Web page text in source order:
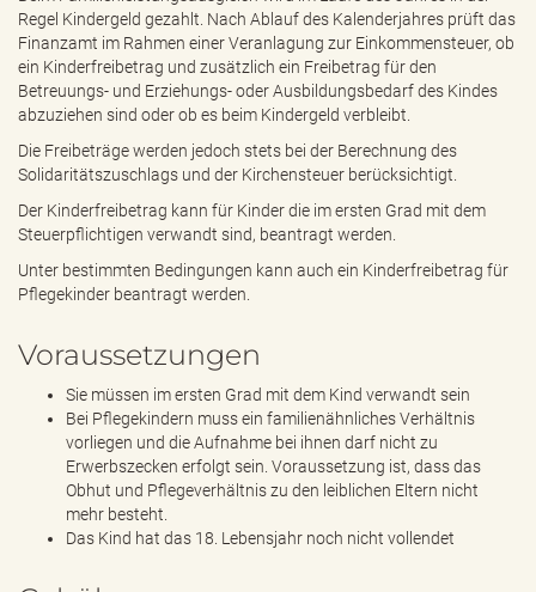
e
n
Regel Kindergeld gezahlt. Nach Ablauf des Kalenderjahres prüft das
Finanzamt im Rahmen einer Veranlagung zur Einkommensteuer, ob
ein Kinderfreibetrag und zusätzlich ein Freibetrag für den
Betreuungs- und Erziehungs- oder Ausbildungsbedarf des Kindes
abzuziehen sind oder ob es beim Kindergeld verbleibt.
Die Freibeträge werden jedoch stets bei der Berechnung des
Solidaritätszuschlags und der Kirchensteuer berücksichtigt.
Der Kinderfreibetrag kann für Kinder die im ersten Grad mit dem
Steuerpflichtigen verwandt sind, beantragt werden.
Unter bestimmten Bedingungen kann auch ein Kinderfreibetrag für
Pflegekinder beantragt werden.
Voraussetzungen
Sie müssen im ersten Grad mit dem Kind verwandt sein
Bei Pflegekindern muss ein familienähnliches Verhältnis
vorliegen und die Aufnahme bei ihnen darf nicht zu
Erwerbszecken erfolgt sein. Voraussetzung ist, dass das
Obhut und Pflegeverhältnis zu den leiblichen Eltern nicht
mehr besteht.
Das Kind hat das 18. Lebensjahr noch nicht vollendet